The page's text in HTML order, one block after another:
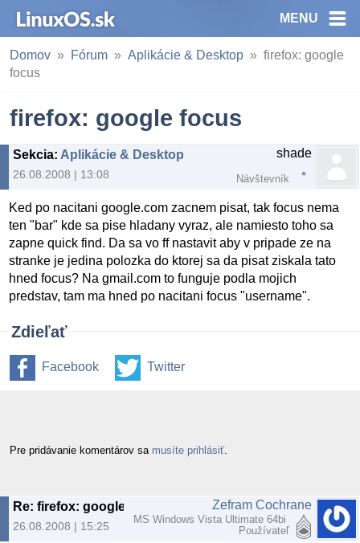
MENU
Domov Fórum Aplikácie & Desktop
firefox: google
focus
firefox: google focus
Sekcia: Aplikácie & Desktop
26.08.2008 | 13:08
shade
Návštevník
Ked po nacitani google.com zacnem pisat, tak focus nema
ten "bar" kde sa pise hladany vyraz, ale namiesto toho sa
zapne quick find. Da sa vo ff nastavit aby v pripade ze na
stranke je jedina polozka do ktorej sa da pisat ziskala tato
hned focus? Na gmail.com to funguje podla mojich
predstav, tam ma hned po nacitani focus "username".
Zdieľať
Facebook Twitter
Pre pridávanie komentárov sa musíte prihlásiť
Re: firefox: google focus
26.08.2008 | 15:25
Zefram Cochrane
MS Windows Vista Ultimate 64bi
Používateľ